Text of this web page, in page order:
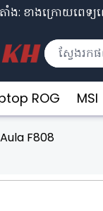
ាំង: ខាងក្រោយពេទ្យ
ROG MSI
Aula F808